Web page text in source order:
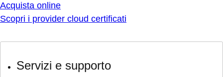
Acquista online
Scopri i provider cloud certificati
Servizi e supporto